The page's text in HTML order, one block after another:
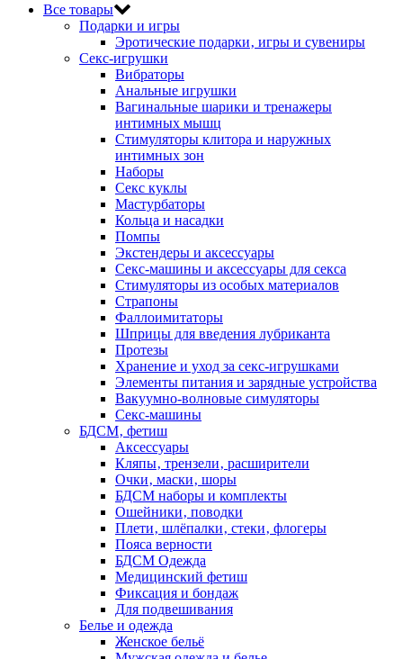
Все товары
Подарки и игры
Эротические подарки‚ игры и сувениры
Секс-игрушки
Вибраторы
Анальные игрушки
Вагинальные шарики и тренажеры
интимных мышц
Стимуляторы клитора и наружных
интимных зон
Наборы
Секс куклы
Мастурбаторы
Кольца и насадки
Помпы
Экстендеры и аксессуары
Секс-машины и аксессуары для секса
Стимуляторы из особых материалов
Страпоны
Фаллоимитаторы
Шприцы для введения лубриканта
Протезы
Хранение и уход за секс-игрушками
Элементы питания и зарядные устройства
Вакуумно-волновые симуляторы
Секс-машины
БДСМ‚ фетиш
Аксессуары
Кляпы‚ трензели‚ расширители
Очки‚ маски‚ шоры
БДСМ наборы и комплекты
Ошейники‚ поводки
Плети‚ шлёпалки‚ стеки‚ флогеры
Пояса верности
БДСМ Одежда
Медицинский фетиш
Фиксация и бондаж
Для подвешивания
Белье и одежда
Женское бельё